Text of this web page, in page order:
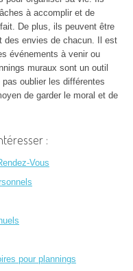
à accomplir et de
De plus, ils peuvent être
des envies de chacun. Il est
événements à venir ou
muraux sont un outil
oublier les différentes
de garder le moral et de
:
Vous
pour plannings